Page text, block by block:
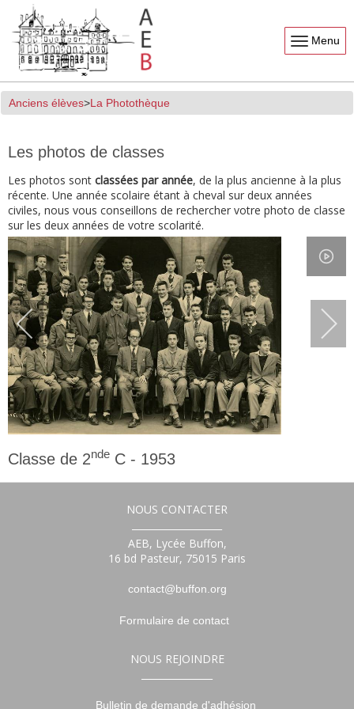
Menu
Anciens élèves La Photothèque
Les photos de classes
Les photos sont classées par année, de la plus ancienne à la plus
récente. Une année scolaire étant à cheval sur deux années
civiles, nous vous conseillons de rechercher votre photo de classe
sur les deux années de votre scolarité.
Classe de 2nde C - 1953
2nde
NOUS CONTACTER
AEB, Lycée Buffon,
16 bd Pasteur, 75015 Paris
contact@buffon.org
Formulaire de contact
NOUS REJOINDRE
Bulletin de demande d'adhésion